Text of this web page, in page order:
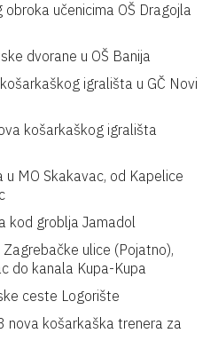
učenicima OŠ Dragojla
dvorane u OŠ Banija
igrališta u GČ Novi
košarkaškog igrališta
Skakavac, od Kapelice
groblja Jamadol
ulice (Pojatno),
do kanala Kupa-Kupa
ceste Logorište
košarkaška trenera za